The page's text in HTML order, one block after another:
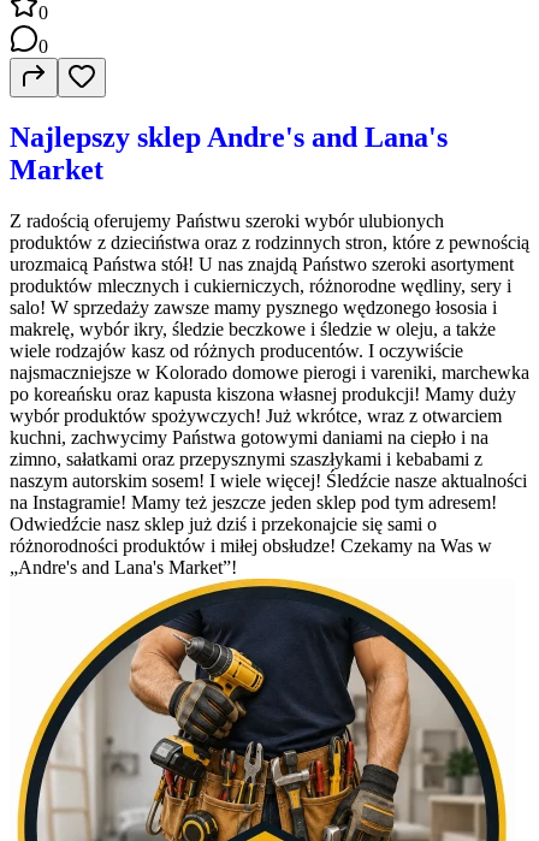
0
0
Najlepszy sklep Andre's and Lana's
Market
Z radością oferujemy Państwu szeroki wybór ulubionych
produktów z dzieciństwa oraz z rodzinnych stron, które z pewnością
urozmaicą Państwa stół! U nas znajdą Państwo szeroki asortyment
produktów mlecznych i cukierniczych, różnorodne wędliny, sery i
salo! W sprzedaży zawsze mamy pysznego wędzonego łososia i
makrelę, wybór ikry, śledzie beczkowe i śledzie w oleju, a także
wiele rodzajów kasz od różnych producentów. I oczywiście
najsmaczniejsze w Kolorado domowe pierogi i vareniki, marchewka
po koreańsku oraz kapusta kiszona własnej produkcji! Mamy duży
wybór produktów spożywczych! Już wkrótce, wraz z otwarciem
kuchni, zachwycimy Państwa gotowymi daniami na ciepło i na
zimno, sałatkami oraz przepysznymi szaszłykami i kebabami z
naszym autorskim sosem! I wiele więcej! Śledźcie nasze aktualności
na Instagramie! Mamy też jeszcze jeden sklep pod tym adresem!
Odwiedźcie nasz sklep już dziś i przekonajcie się sami o
różnorodności produktów i miłej obsłudze! Czekamy na Was w
„Andre's and Lana's Market”!